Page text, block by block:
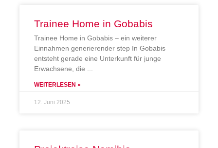
Trainee Home in Gobabis
Trainee Home in Gobabis – ein weiterer
Einnahmen generierender step In Gobabis
entsteht gerade eine Unterkunft für junge
Erwachsene, die
WEITERLESEN »
12. Juni 2025